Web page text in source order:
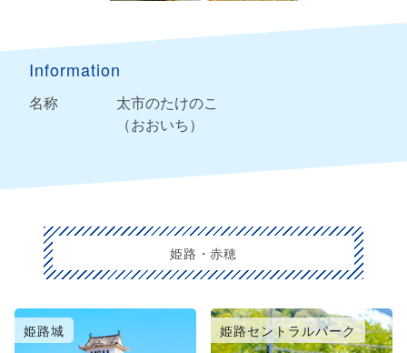
Information
名称
太市のたけのこ
（おおいち）
姫路・赤穂
姫路城 姫路セントラルパーク